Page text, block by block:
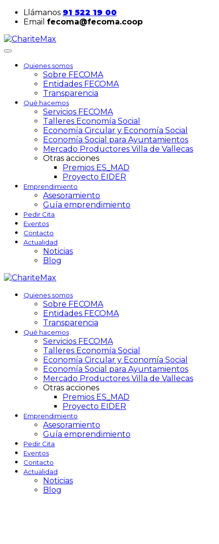
Llámanos 91 522 19 00
Email fecoma@fecoma.coop
Quienes somos
Sobre FECOMA
Entidades FECOMA
Transparencia
Qué hacemos
Servicios FECOMA
Talleres Economía Social
Economía Circular y Economía Social
Economía Social para Ayuntamientos
Mercado Productores Villa de Vallecas
Otras acciones
Premios ES_MAD
Proyecto EIDER
Emprendimiento
Asesoramiento
Guía emprendimiento
Pedir Cita
Eventos
Contacto
Actualidad
Noticias
Blog
Quienes somos
Sobre FECOMA
Entidades FECOMA
Transparencia
Qué hacemos
Servicios FECOMA
Talleres Economía Social
Economía Circular y Economía Social
Economía Social para Ayuntamientos
Mercado Productores Villa de Vallecas
Otras acciones
Premios ES_MAD
Proyecto EIDER
Emprendimiento
Asesoramiento
Guía emprendimiento
Pedir Cita
Eventos
Contacto
Actualidad
Noticias
Blog